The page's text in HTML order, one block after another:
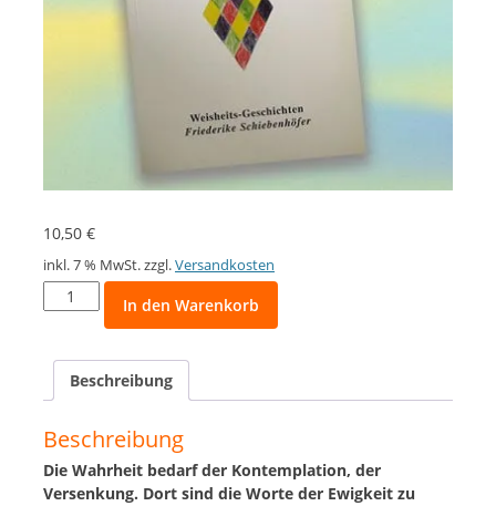
10,50 €
inkl. 7 % MwSt.zzgl.Versandkosten
Herzenstropfen
für
Seelenfreude
Geschichten
und
Gedichte
Menge
In den Warenkorb
Beschreibung
Beschreibung
Die Wahrheit bedarf der Kontemplation, der
Versenkung. Dort sind die Worte der Ewigkeit zu